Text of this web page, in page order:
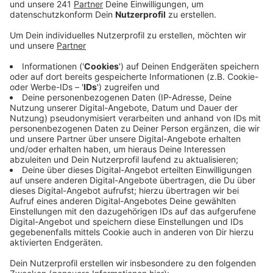
Aktionen zum Geburtstag des Grundgesetzes.
"Die Würde des Menschen ist unantastbar", "Alle
Menschen sind vor dem Gesetz gleich" - Das
sind Artikel aus dem Grundgesetz und die sind aktuell
in Wermelskirchen zu lesen - geschrieben auf großen
Bannern am Rathaus und auf Brücken in der Stadt. In
Marienheide halten heute Bürgerinnen und Bürger am
Nachmittag am Kreisverkehr auf der Hauptstraße
selbst gestaltete Schilder zum Grundgesetz hoch und
in Gummersbach gibt es morgen ab 17:30 Uhr einen
öffentliche Lesung auf dem Lindenplatz. Angesichts
der Angriffe der AfD auf die Demokratie sei es wichtig
an die gemeinsamen Grundwerte zu erinnern, so die